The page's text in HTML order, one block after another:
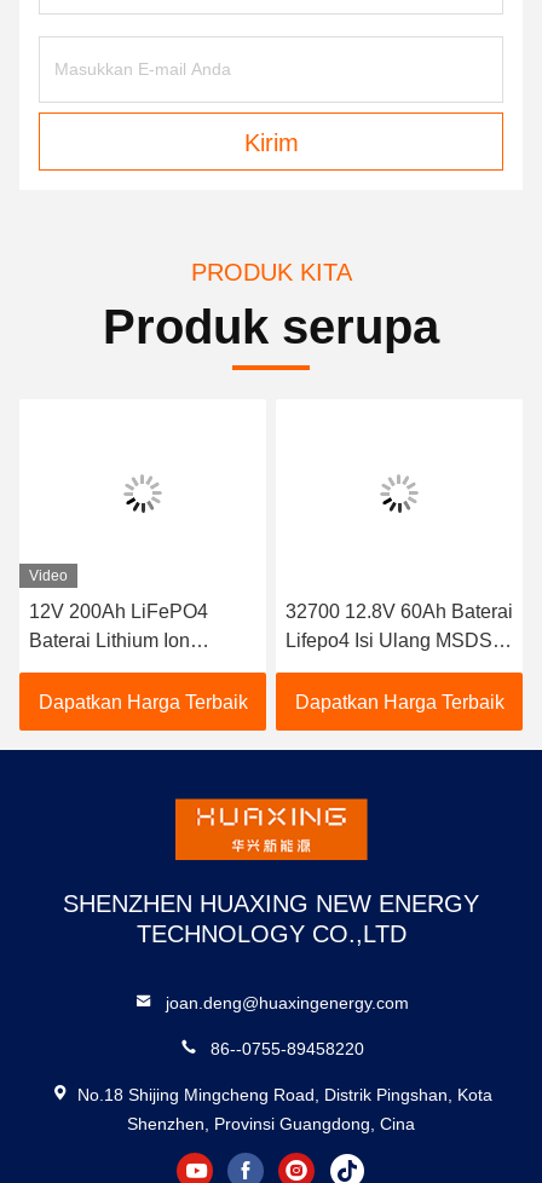
Kirim
PRODUK KITA
Produk serupa
Video
12V 200Ah LiFePO4
Baterai Lithium Ion
Penggantian Asam Timbal
Untuk Solar RV Marine
Dapatkan Harga Terbaik
32700 12.8V 60Ah Baterai
Lifepo4 Isi Ulang MSDS
BMS
Dapatkan Harga Terbaik
SHENZHEN HUAXING NEW ENERGY
TECHNOLOGY CO.,LTD
joan.deng@huaxingenergy.com
86--0755-89458220
No.18 Shijing Mingcheng Road, Distrik Pingshan, Kota
Shenzhen, Provinsi Guangdong, Cina